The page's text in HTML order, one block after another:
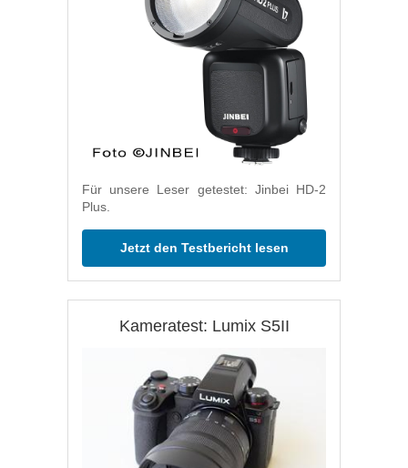
Für unsere Leser getestet: Jinbei HD-2
Plus.
Jetzt den Testbericht lesen
Kameratest: Lumix S5II